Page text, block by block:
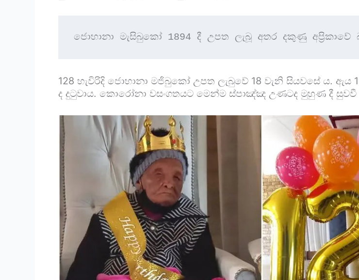
ජොහානා මැසිබුකෝ 1894 දී උපත ලැබූ අතර දකුණු
128 හැවිරිදි ජොහානා මජිබුකෝ උපත ලැබුවේ 18 වැනි සියවසේ ය. ඇය
ද දුටුවාය. කොරෝනා වසංගතයට මෙන්ම ස්පාඤ්ඤ උණටද මුහුණ දී